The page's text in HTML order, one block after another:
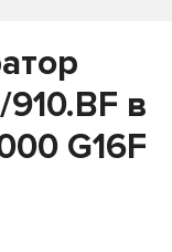
910.BF в
G16F